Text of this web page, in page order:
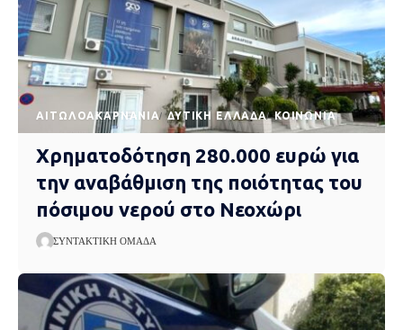
AΙΤΩΛΟΑΚΑΡΝΑΝΊΑ ΔΥΤΙΚΉ ΕΛΛΆΔΑ ΚΟΙΝΩΝΊΑ
Χρηματοδότηση 280.000 ευρώ για
την αναβάθμιση της ποιότητας του
πόσιμου νερού στο Νεοχώρι
ΣΥΝΤΑΚΤΙΚΉ ΟΜΆΔΑ